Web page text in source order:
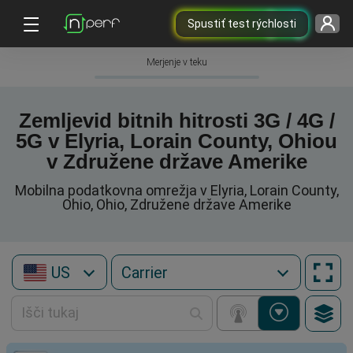
Spustiť test rýchlosti
Merjenje v teku
Zemljevid bitnih hitrosti 3G / 4G /
5G v Elyria, Lorain County, Ohiou
v Združene države Amerike
Mobilna podatkovna omrežja v Elyria, Lorain County,
Ohio, Ohio, Združene države Amerike
US